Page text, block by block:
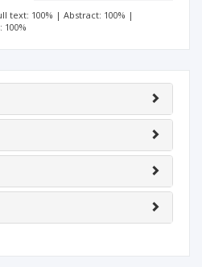
text: 100% | Abstract: 100% |
100%